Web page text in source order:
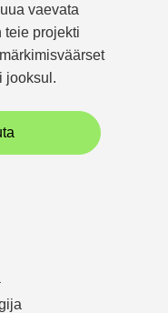
vaevata
teie projekti
jooksul.